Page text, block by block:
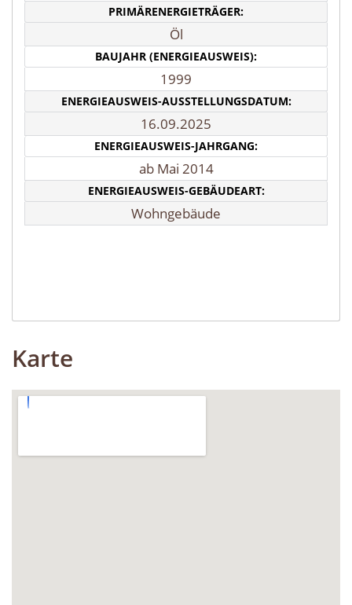
PRIMÄRENERGIETRÄGER:
Öl
BAUJAHR (ENERGIEAUSWEIS):
1999
ENERGIEAUSWEIS-AUSSTELLUNGSDATUM:
16.09.2025
ENERGIEAUSWEIS-JAHRGANG:
ab Mai 2014
ENERGIEAUSWEIS-GEBÄUDEART:
Wohngebäude
Karte